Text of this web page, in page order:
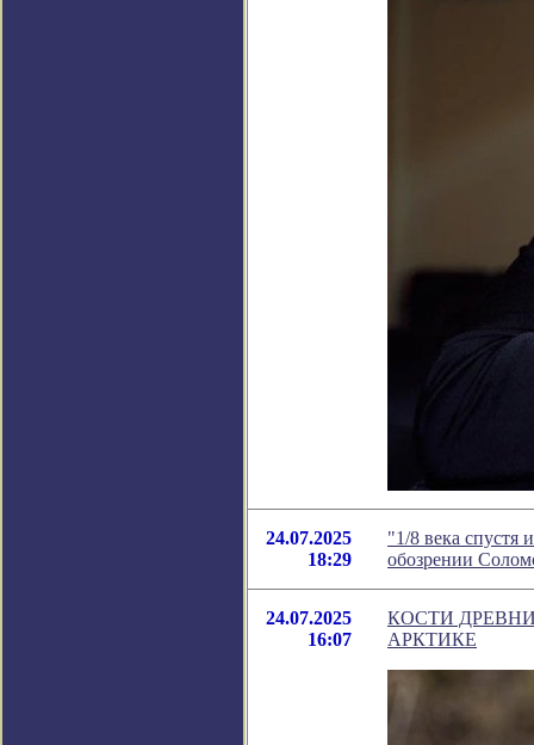
24.07.2025
18:29
"1/8 века спустя
обозрении
24.07.2025
16:07
КОСТИ
АРКТИКЕ